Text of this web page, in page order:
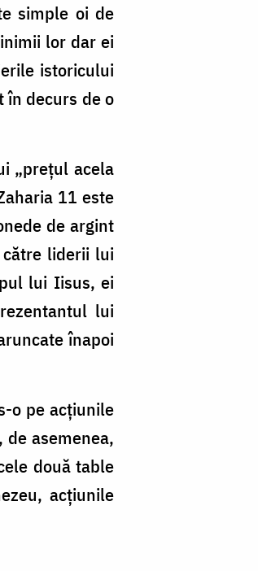
simple oi de
lor dar ei
istoricului
decurs de o
„preţul acela
11 este
de argint
liderii lui
lui Iisus, ei
lui
înapoi
o pe acțiunile
asemenea,
două table
acțiunile